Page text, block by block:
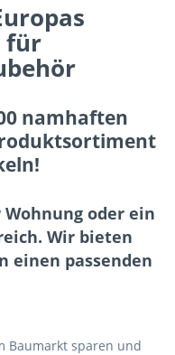
für
namhaften
oder ein
Wir bieten
einen passenden
Baumarkt sparen und